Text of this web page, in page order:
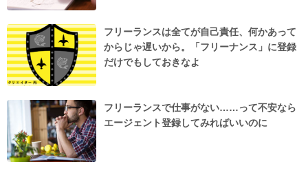
フリーランスは全てが自己責任、何かあって
からじゃ遅いから。「フリーナンス」に登録
だけでもしておきなよ
フリーランスで仕事がない……って不安なら
エージェント登録してみればいいのに